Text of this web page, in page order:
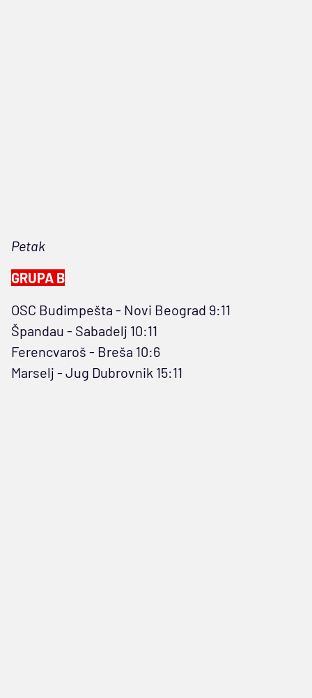
Petak
GRUPA B
OSC Budimpešta - Novi Beograd 9:11
Špandau - Sabadelj 10:11
Ferencvaroš - Breša 10:6
Marselj - Jug Dubrovnik 15:11